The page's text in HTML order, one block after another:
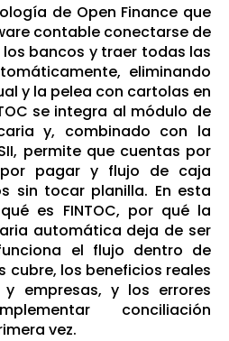
de Open Finance que
contable conectarse de
bancos y traer todas las
eliminando
y la pelea con cartolas en
se integra al módulo de
y, combinado con la
permite que cuentas por
pagar y flujo de caja
sin tocar planilla. En esta
es FINTOC, por qué la
automática deja de ser
el flujo dentro de
cubre, los beneficios reales
empresas, y los errores
conciliación
vez.